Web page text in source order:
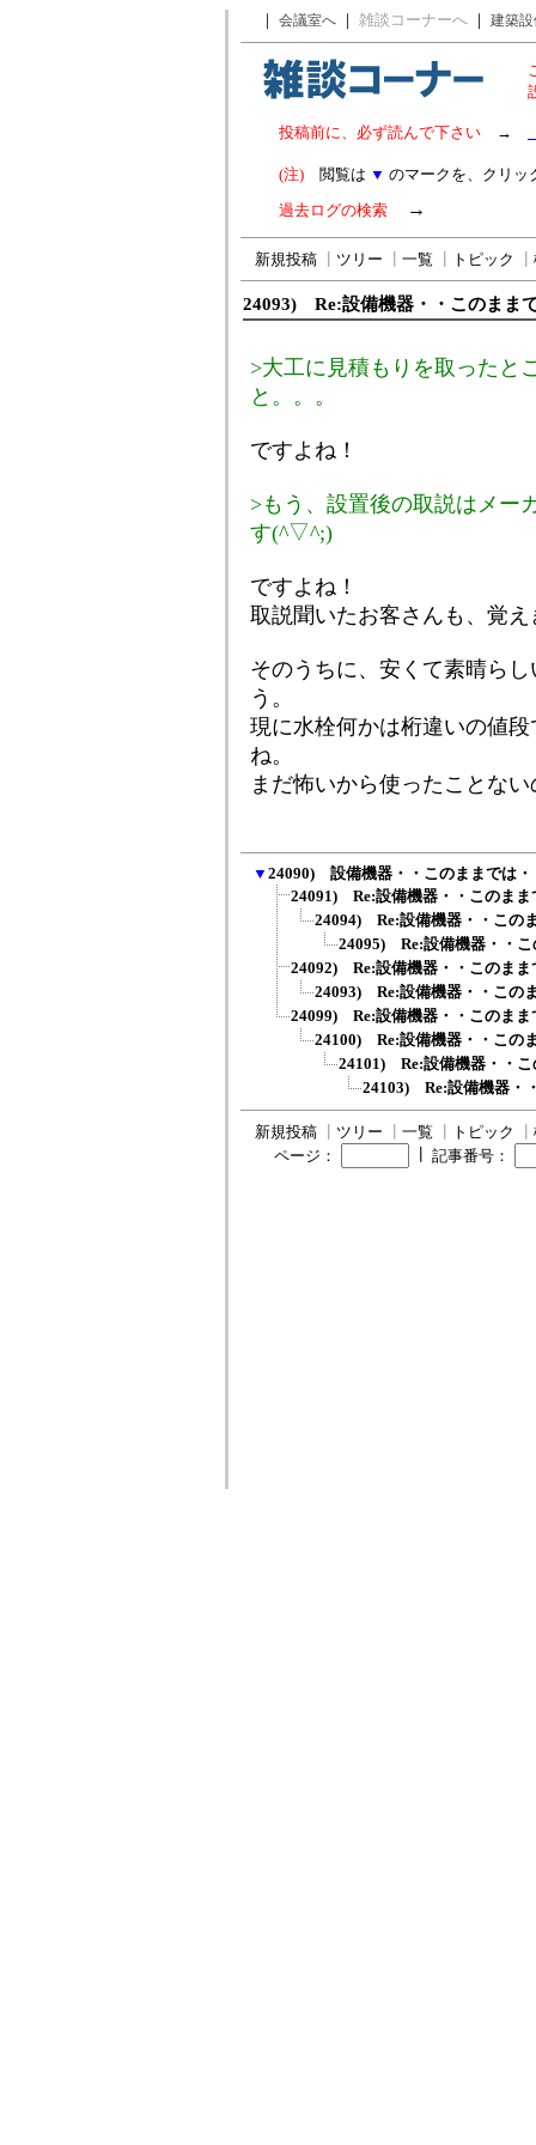
｜ 会議室へ ｜ 雑談コーナーへ ｜ 建築
投稿前に、必ず読んで下さい →
(注) 閲覧は ▼ のマークを、クリッ
過去ログの検索 →
新規投稿 ツリー 一覧 トピック
24093) Re:設備機器・・このまま
>大工に見積もりを取ったと
と。。。
ですよね！
>もう、設置後の取説はメー
す(^▽^;)
ですよね！
取説聞いたお客さんも、覚
そのうちに、安くて素晴らし
う。
現に水栓何かは桁違いの値
ね。
まだ怖いから使ったことな
▼ 24090) 設備機器・・このままでは・
24091) Re:設備機器・・このまま
24094) Re:設備機器・・この
24095) Re:設備機器・・こ
24092) Re:設備機器・・このまま
24093) Re:設備機器・・この
24099) Re:設備機器・・このまま
24100) Re:設備機器・・この
24101) Re:設備機器・・こ
24103) Re:設備機器・
新規投稿 ツリー 一覧 トピック
ページ：
記事番号：